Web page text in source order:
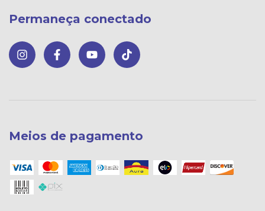
Permaneça conectado
Meios de pagamento